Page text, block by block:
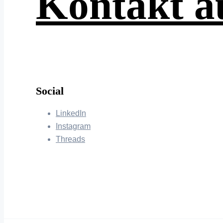
Social
LinkedIn
Instagram
Threads